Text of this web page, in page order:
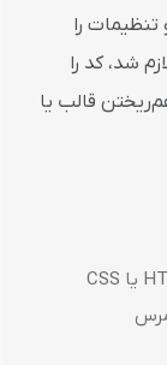
تنظیمات را
شد، کد را
قالب یا